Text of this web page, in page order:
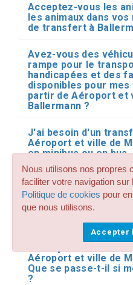
Acceptez-vous les
les animaux dans
de transfert à
Avez-vous des
rampe pour le
handicapées et des
disponibles pour
partir de Aéroport et
Ballermann ?
J'ai besoin d'un
Aéroport et ville de
en minibus ou en
transport pour
Effectuez-vous des
transfert et de
d'autres personnes
Ballermann de
Aéroport et ville de
Que se passe-t-il si
?
Nous utilisons nos propres
faciliter votre navigation sur
Politique de cookies pour
que nous utilisons.
Accepter